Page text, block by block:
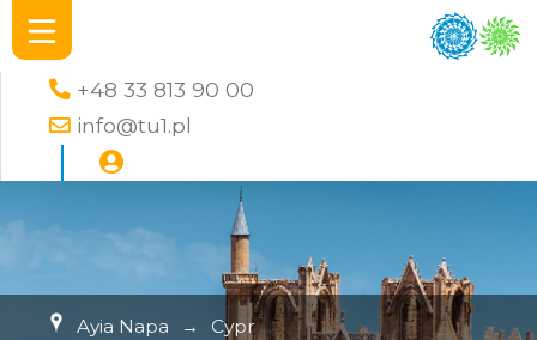
+48 33 813 90 00
info@tu1.pl
Ayia Napa → Cypr